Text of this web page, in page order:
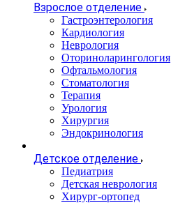
Взрослое отделение
Гастроэнтерология
Кардиология
Неврология
Оториноларингология
Офтальмология
Стоматология
Терапия
Урология
Хирургия
Эндокринология
Детское отделение
Педиатрия
Детская неврология
Хирург-ортопед